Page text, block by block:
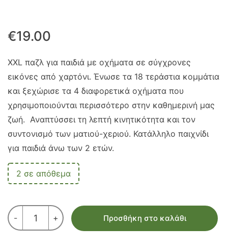
€19.00
XXL παζλ για παιδιά με οχήματα σε σύγχρονες
εικόνες από χαρτόνι. Ένωσε τα 18 τεράστια κομμάτια
και ξεχώρισε τα 4 διαφορετικά οχήματα που
χρησιμοποιούνται περισσότερο στην καθημερινή μας
ζωή. Αναπτύσσει τη λεπτή κινητικότητα και τον
συντονισμό των ματιού-χεριού. Κατάλληλο παιχνίδι
για παιδιά άνω των 2 ετών.
2 σε απόθεμα
-
XXL
ΟΧΗΜΑΤΑ
+ Προσθήκη στο καλάθι